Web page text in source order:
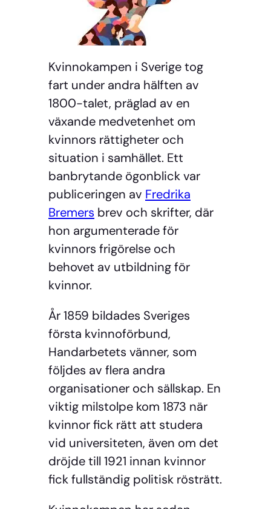
Kvinnokampen i Sverige tog
fart under andra hälften av
1800-talet, präglad av en
växande medvetenhet om
kvinnors rättigheter och
situation i samhället. Ett
banbrytande ögonblick var
publiceringen av Fredrika
Bremers brev och skrifter, där
hon argumenterade för
kvinnors frigörelse och
behovet av utbildning för
kvinnor.
År 1859 bildades Sveriges
första kvinnoförbund,
Handarbetets vänner, som
följdes av flera andra
organisationer och sällskap. En
viktig milstolpe kom 1873 när
kvinnor fick rätt att studera
vid universiteten, även om det
dröjde till 1921 innan kvinnor
fick fullständig politisk rösträtt.